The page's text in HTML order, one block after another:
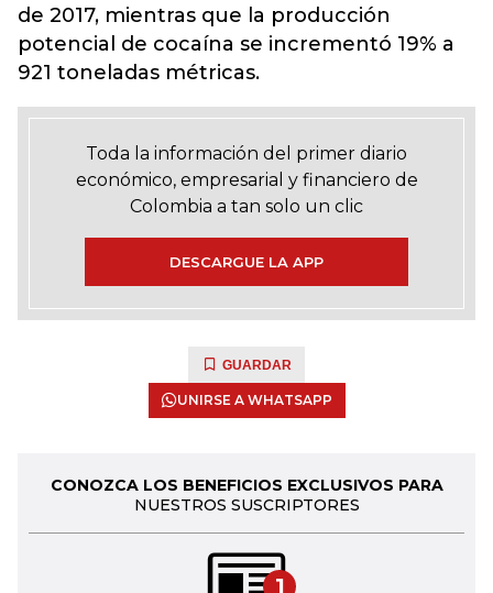
de 2017, mientras que la producción
potencial de cocaína se incrementó 19% a
921 toneladas métricas.
Toda la información del primer diario
económico, empresarial y financiero de
Colombia a tan solo un clic
DESCARGUE LA APP
GUARDAR
UNIRSE A WHATSAPP
CONOZCA LOS BENEFICIOS EXCLUSIVOS PARA
NUESTROS SUSCRIPTORES
1